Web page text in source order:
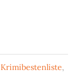
Krimibestenliste,